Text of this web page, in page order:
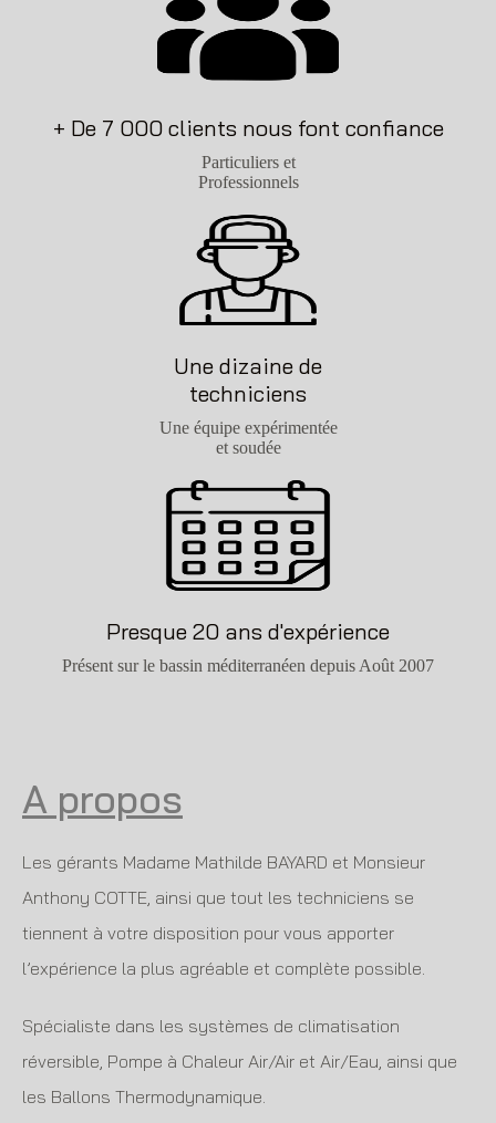
+ De 7 000 clients nous font confiance
Particuliers et
Professionnels
Une dizaine de
techniciens
Une équipe expérimentée
et soudée
Presque 20 ans d'expérience
Présent sur le bassin méditerranéen depuis Août 2007
A propos
Les gérants Madame Mathilde BAYARD et Monsieur
Anthony COTTE, ainsi que tout les techniciens se
tiennent à votre disposition pour vous apporter
l’expérience la plus agréable et complète possible.
Spécialiste dans les systèmes de climatisation
réversible, Pompe à Chaleur Air/Air et Air/Eau, ainsi que
les Ballons Thermodynamique.